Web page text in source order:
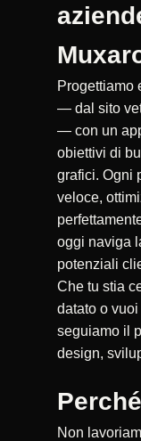
Progettiamo
— dal sito
— con un
obiettivi di
grafici. Ogni
veloce,
oggi naviga
potenziali
Che tu stia
datato o
seguiamo il
design,
Non